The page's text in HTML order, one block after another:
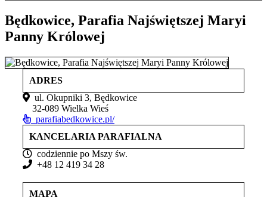
Będkowice, Parafia Najświętszej Maryi
Panny Królowej
ADRES
ul. Okupniki 3, Będkowice
32-089 Wielka Wieś
parafiabedkowice.pl/
KANCELARIA PARAFIALNA
codziennie po Mszy św.
+48 12 419 34 28
MAPA